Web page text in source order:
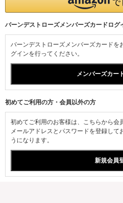
バーンデストローズメンバーズカードログ
バーンデストローズメンバーズカードを
グインを行ってください。
初めてご利用の方・会員以外の方
初めてご利用のお客様は、こちらから会
メールアドレスとパスワードを登録して
うになります。